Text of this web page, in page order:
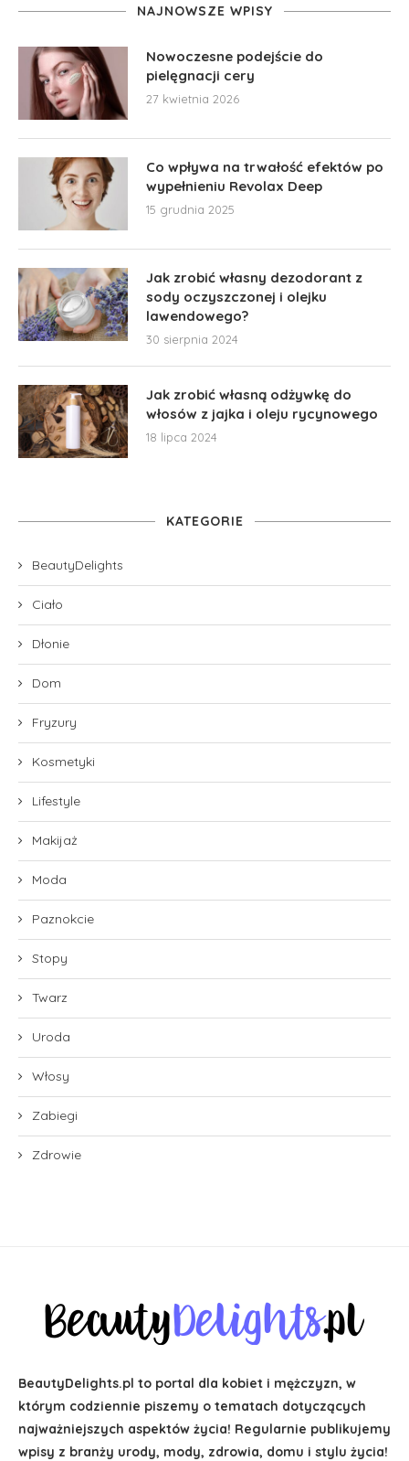
NAJNOWSZE WPISY
Nowoczesne podejście do
pielęgnacji cery
27 kwietnia 2026
Co wpływa na trwałość efektów po
wypełnieniu Revolax Deep
15 grudnia 2025
Jak zrobić własny dezodorant z
sody oczyszczonej i olejku
lawendowego?
30 sierpnia 2024
Jak zrobić własną odżywkę do
włosów z jajka i oleju rycynowego
18 lipca 2024
KATEGORIE
BeautyDelights
Ciało
Dłonie
Dom
Fryzury
Kosmetyki
Lifestyle
Makijaż
Moda
Paznokcie
Stopy
Twarz
Uroda
Włosy
Zabiegi
Zdrowie
BeautyDelights.pl to portal dla kobiet i mężczyzn, w
którym codziennie piszemy o tematach dotyczących
najważniejszych aspektów życia! Regularnie publikujemy
wpisy z branży urody, mody, zdrowia, domu i stylu życia!